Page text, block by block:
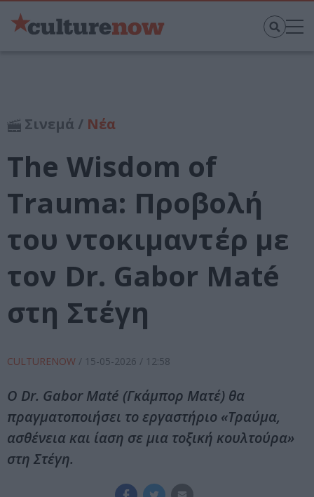
Σινεμά / Νέα
The Wisdom of
Trauma: Προβολή
του ντοκιμαντέρ με
τον Dr. Gabor Maté
στη Στέγη
CULTURENOW / 15-05-2026 / 12:58
Ο Dr. Gabor Maté (Γκάμπορ Ματέ) θα
πραγματοποιήσει το εργαστήριο «Τραύμα,
ασθένεια και ίαση σε μια τοξική κουλτούρα»
στη Στέγη.